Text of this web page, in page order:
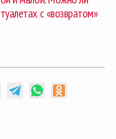
с «возвратом»